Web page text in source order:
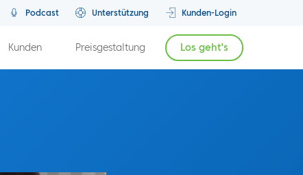
Podcast Unterstützung Kunden-Login
Kunden Preisgestaltung Los geht's